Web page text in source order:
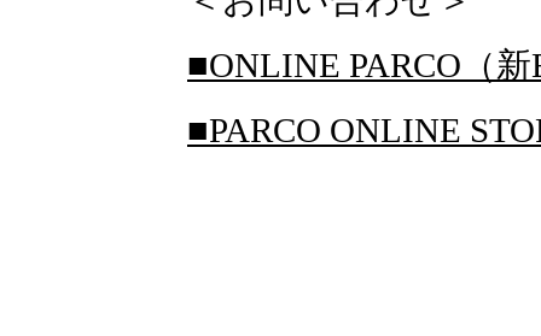
■ONLINE PARCO（新
■PARCO ONLINE